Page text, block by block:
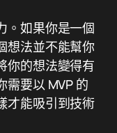
。如果你是一個
想法並不能幫你
你的想法變得有
需要以 MVP 的
才能吸引到技術